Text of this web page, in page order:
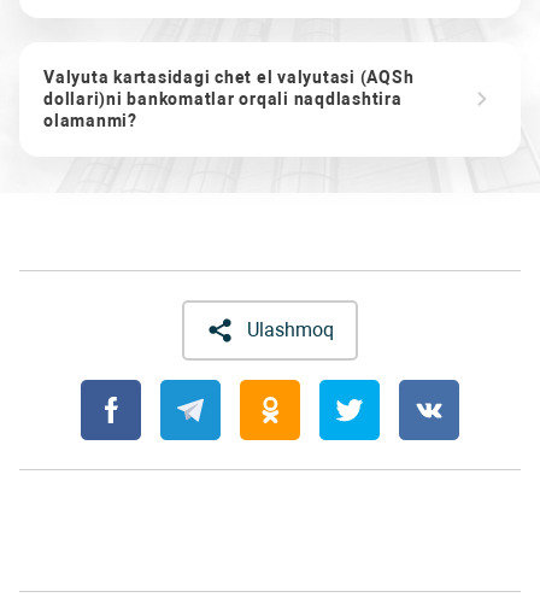
Valyuta kartasidagi chet el valyutasi (AQSh
dollari)ni bankomatlar orqali naqdlashtira
olamanmi?
Ulashmoq